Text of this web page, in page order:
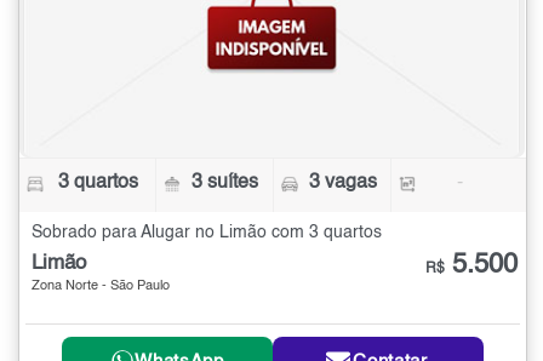
3 quartos 3 suítes 3 vagas -
Sobrado para Alugar no Limão com 3 quartos
Limão
Zona Norte - São Paulo
R$ 5.500